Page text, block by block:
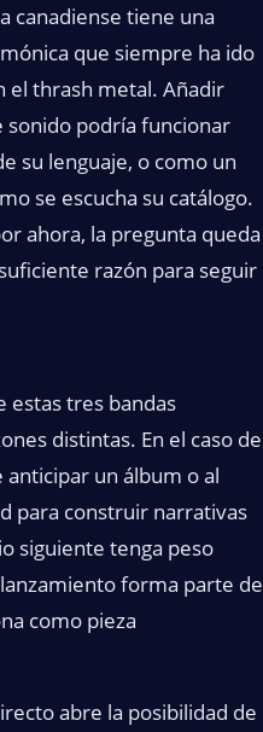
canadiense tiene una
que siempre ha ido
el thrash metal. Añadir
sonido podría funcionar
su lenguaje, o como un
se escucha su catálogo.
ahora, la pregunta queda
razón para seguir
estas tres bandas
distintas. En el caso de
anticipar un álbum o al
para construir narrativas
siguiente tenga peso
forma parte de
como pieza
abre la posibilidad de